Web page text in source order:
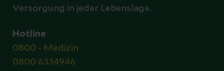
Versorgung in jeder Lebenslage.
Hotline
0800 - Medizin
0800 6334946